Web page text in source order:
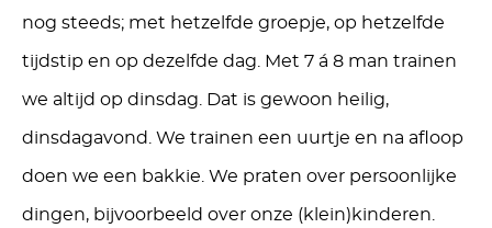
nog steeds; met hetzelfde groepje, op hetzelfde
tijdstip en op dezelfde dag. Met 7 á 8 man trainen
we altijd op dinsdag. Dat is gewoon heilig,
dinsdagavond. We trainen een uurtje en na afloop
doen we een bakkie. We praten over persoonlijke
dingen, bijvoorbeeld over onze (klein)kinderen.